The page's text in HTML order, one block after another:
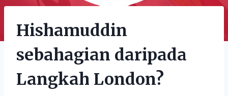
Hishamuddin
sebahagian daripada
Langkah London?